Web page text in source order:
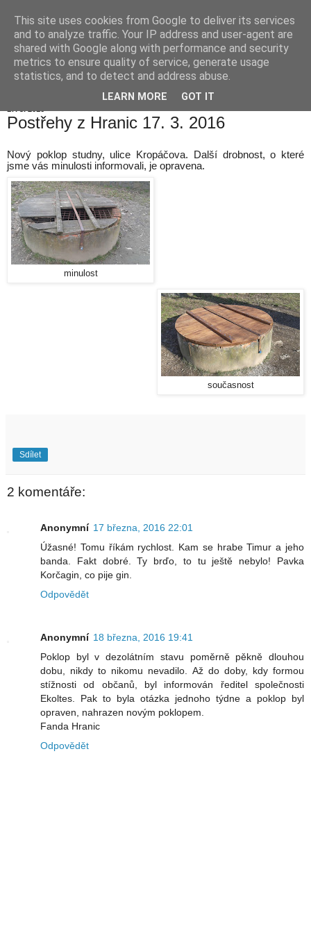
Hranické listy
Postřehy z Hranic 17. 3. 2016
Nový poklop studny, ulice Kropáčova. Další drobnost, o které
jsme vás minulosti informovali, je opravena.
minulost
současnost
Sdílet
2 komentáře:
Anonymní 17 března, 2016 22:01
Úžasné! Tomu říkám rychlost. Kam se hrabe Timur a jeho
banda. Fakt dobré. Ty brďo, to tu ještě nebylo! Pavka
Korčagin, co pije gin.
Odpovědět
Anonymní 18 března, 2016 19:41
Poklop byl v dezolátním stavu poměrně pěkně dlouhou
dobu, nikdy to nikomu nevadilo. Až do doby, kdy formou
stížnosti od občanů, byl informován ředitel společnosti
Ekoltes. Pak to byla otázka jednoho týdne a poklop byl
opraven, nahrazen novým poklopem.
Fanda Hranic
Odpovědět
This site uses cookies from Google to deliver its services
and to analyze traffic. Your IP address and user-agent are
shared with Google along with performance and security
metrics to ensure quality of service, generate usage
statistics, and to detect and address abuse.
LEARN MORE GOT IT